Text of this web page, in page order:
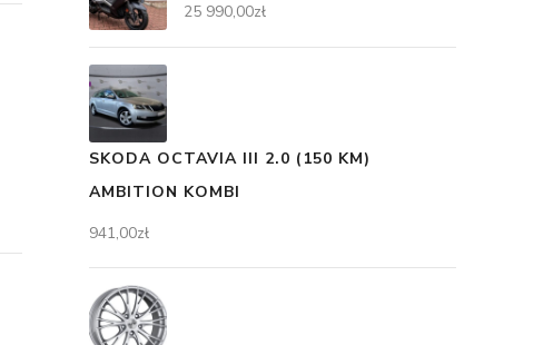
25 990,00zł
SKODA OCTAVIA III 2.0 (150 KM)
AMBITION KOMBI
941,00zł